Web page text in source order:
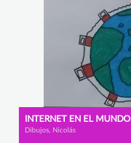
INTERNET EN EL MUNDO
Dibujos, Nicolás